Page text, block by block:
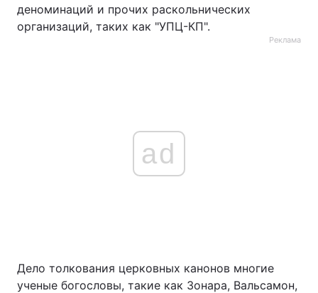
деноминаций и прочих раскольнических
организаций, таких как "УПЦ-КП".
Реклама
ad
Дело толкования церковных канонов многие
ученые богословы, такие как Зонара, Вальсамон,